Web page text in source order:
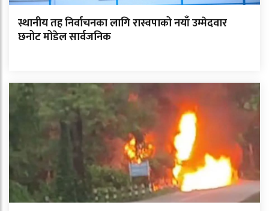
स्थानीय तह निर्वाचनका लागि रास्वपाको नयाँ उम्मेदवार
छनोट मोडेल सार्वजनिक